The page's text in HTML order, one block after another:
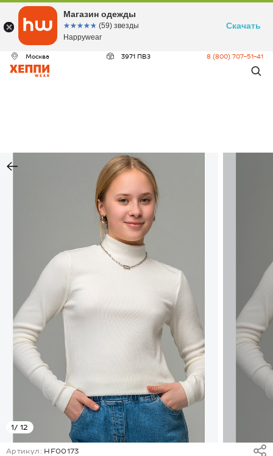
Москва 3971 ПВЗ 8 (800) 707-51-41
1/ 12
Артикул: HF00173
Магазин одежды
☆☆☆☆☆
★★★★★ (59) звезды
Happywear
Скачать